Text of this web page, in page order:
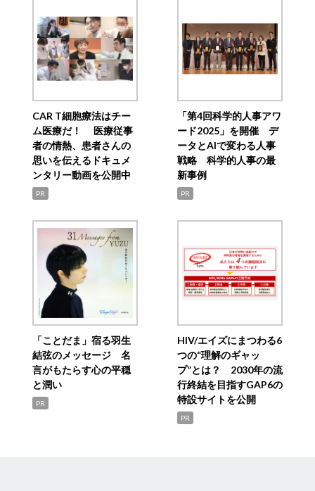
CAR T細胞療法はチー
ム医療だ！ 医療従事
者の情熱、患者さんの
思いを伝えるドキュメ
ンタリー動画を公開中
PR
「第4回科学的人事アワ
ード2025」を開催 デ
ータとAIで変わる人事
戦略 科学的人事の最
新事例
PR
「ことだま」宿る羽生
結弦のメッセージ 名
言がもたらす心の平穏
と潤い
PR
HIV/エイズにまつわる6
つの“理解のギャッ
プ”とは？ 2030年の流
行終結を目指すGAP6の
特設サイトを公開
PR